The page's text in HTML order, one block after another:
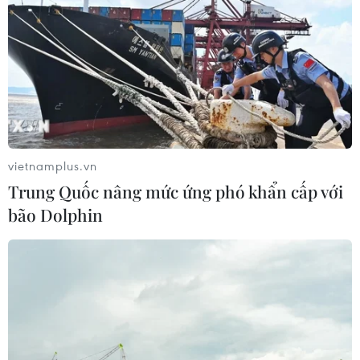
vietnamplus.vn
Trung Quốc nâng mức ứng phó khẩn cấp với
bão Dolphin